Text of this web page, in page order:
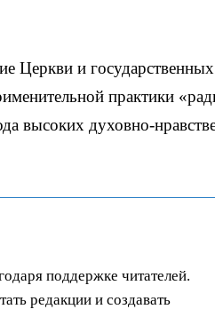
Церкви и государственных
практики
высоких духовно-
поддержке читателей.
редакции и создавать